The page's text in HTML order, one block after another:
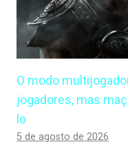
O modo
jogadores, mas
lo
5 de agosto de 2026